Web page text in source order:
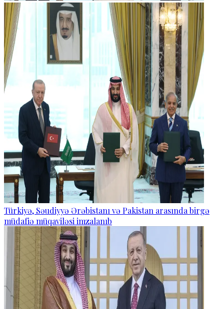
Türkiyə, Səudiyyə Ərəbistanı və Pakistan arasında birgə
müdafiə müqaviləsi imzalanıb